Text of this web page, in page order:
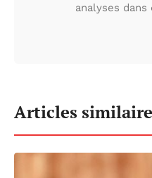
analyses
Articles